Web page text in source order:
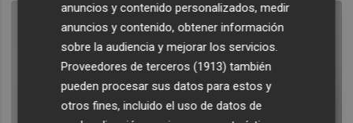
anuncios y contenido personalizados, medir
anuncios y contenido, obtener información
sobre la audiencia y mejorar los servicios.
Proveedores de terceros (1913) también
pueden procesar sus datos para estos y
otros fines, incluido el uso de datos de